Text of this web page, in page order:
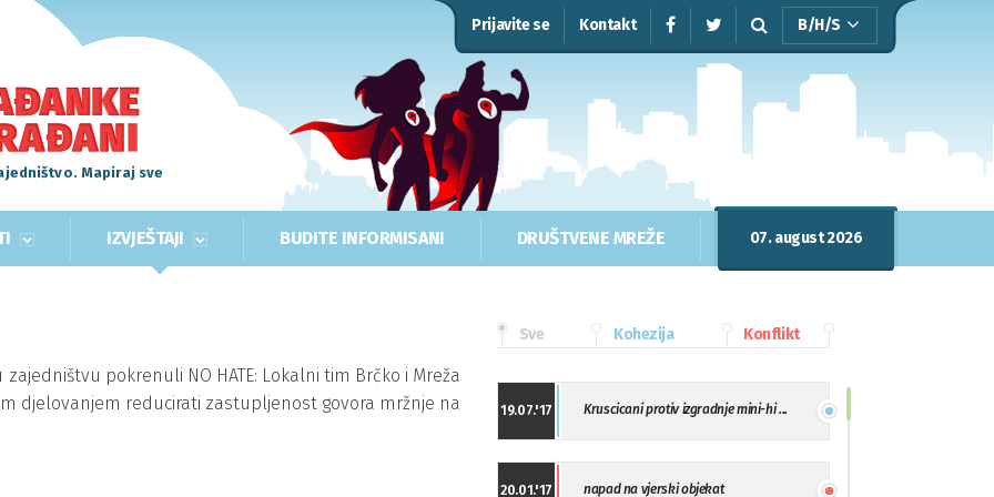
Prijavite se Kontakt B/H/S
Mapiraj sve
IZVJEŠTAJI BUDITE INFORMISANI DRUŠTVENE MREŽE 07. august 2026
pokrenuli NO HATE: Lokalni tim Brčko i Mreža
djelovanjem reducirati zastupljenost govora mržnje na
Sve Kohezija Konflikt
19.07.'17 Kruscicani protiv izgradnje mini-hi ...
20.01.'17 napad na vjerski objekat